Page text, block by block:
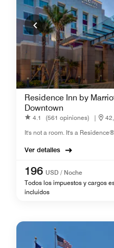
Residence Inn by
Downtown
4.1 (561 opiniones) |
It's not a room. It's a Residence®
Ver detalles
196 USD / Noche
Todos los impuestos y cargos
incluidos